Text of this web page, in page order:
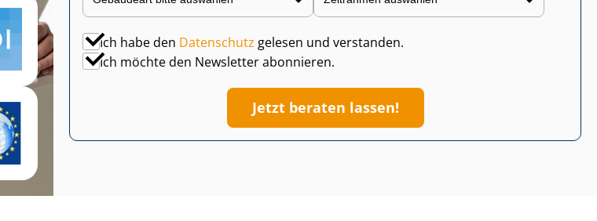
Ich habe den Datenschutz gelesen und verstanden.
Ich möchte den Newsletter abonnieren.
Jetzt beraten lassen!